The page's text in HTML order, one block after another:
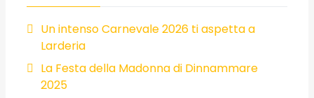
Un intenso Carnevale 2026 ti aspetta a
Larderia
La Festa della Madonna di Dinnammare
2025